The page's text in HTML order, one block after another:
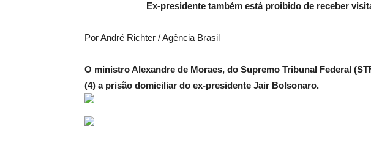
Ex-presidente também está proibido de receber
Por André Richter / Agência Brasil
O ministro Alexandre de Moraes, do Supremo Tribunal Federal
(4) a prisão domiciliar do ex-presidente Jair Bolsonaro.